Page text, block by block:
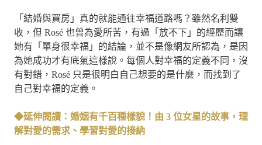
「結婚與買房」真的就能通往幸福道路嗎？雖然名利雙
收，但 Rosé 也曾為愛所苦，有過「放不下」的經歷而讓
她有「單身很幸福」的結論，並不是像網友所認為，是因
為她成功才有底氣這樣說。每個人對幸福的定義不同，沒
有對錯，Rosé 只是很明白自己想要的是什麼，而找到了
自己對幸福的定義。
◆延伸閱讀：婚姻有千百種樣貌！由 3 位女星的故事，理
解對愛的需求、學習對愛的接納